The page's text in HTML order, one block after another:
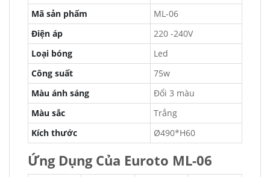
Mã sản phẩm
ML-06
Điện áp
220 -240V
Loại bóng
Led
Công suất
75w
Màu ánh sáng
Đổi 3 màu
Màu sắc
Trắng
Kích thước
Ø490*H60
Ứng Dụng Của Euroto ML-06